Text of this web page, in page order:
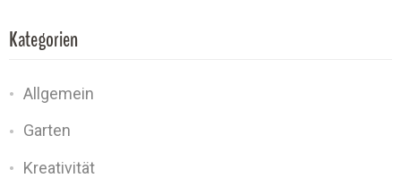
Kategorien
Allgemein
Garten
Kreativität